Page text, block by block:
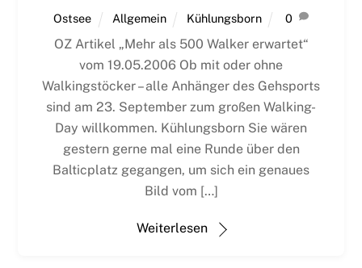
Ostsee Allgemein Kühlungsborn 0
OZ Artikel „Mehr als 500 Walker erwartet“
vom 19.05.2006 Ob mit oder ohne
Walkingstöcker – alle Anhänger des Gehsports
sind am 23. September zum großen Walking-
Day willkommen. Kühlungsborn Sie wären
gestern gerne mal eine Runde über den
Balticplatz gegangen, um sich ein genaues
Bild vom […]
Weiterlesen